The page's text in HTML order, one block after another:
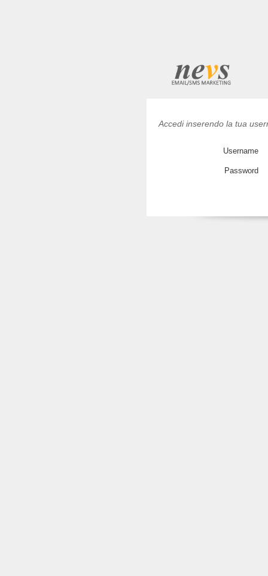
Accedi inserendo la tua
Username
Password